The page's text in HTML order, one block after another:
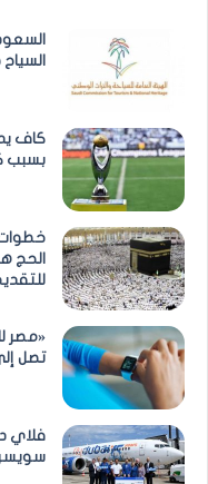
كاف
بسبب
خطوات
الحج
«مصر
تصل إلى
فلاي
سويسرا